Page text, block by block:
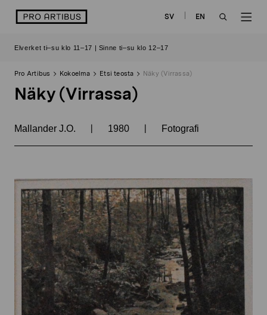
sisältöön
logo SV
EN
Elverket ti–su klo 11–17 | Sinne ti–su klo 12–17
Pro Artibus Kokoelma Etsi teosta Näky (Virrassa)
Näky (Virrassa)
Mallander J.O. | 1980 | Fotografi